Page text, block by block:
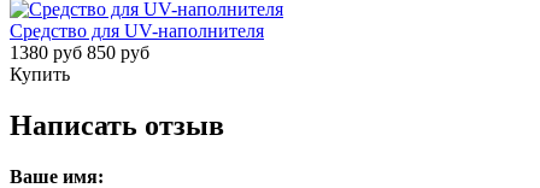
Средство для UV-наполнителя
1380 руб 850 руб
Купить
Написать отзыв
Ваше имя: